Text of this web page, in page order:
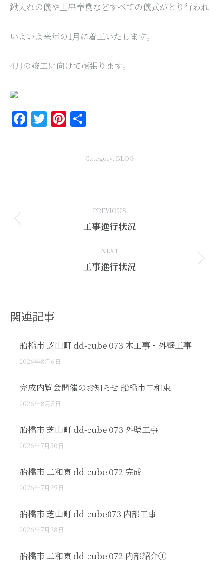
鍬入れの儀や玉串奉奠などすべての儀式がとり行われ
いよいよ来年の1月に着工いたします。
4月の竣工に向けて頑張ります。
Facebook
Twitter
Pinterest
Category: BLOG
PREVIOUS
Previous
工事進行状況
NEXT
Next
工事進行状況
関連記事
船橋市 芝山町 dd-cube 073 木工事・外壁工事
2026年8月6日
完成内覧会開催のお知らせ 船橋市二和東
2026年8月5日
船橋市 芝山町 dd-cube 073 外壁工事
2026年7月30日
船橋市 二和東 dd-cube 072 完成
2026年7月29日
船橋市 芝山町 dd-cube073 内部工事
2026年7月28日
船橋市 二和東 dd-cube 072 内部紹介①